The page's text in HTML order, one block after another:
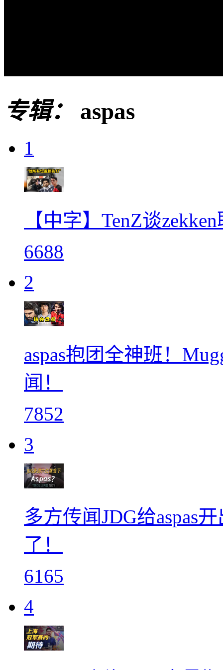
专辑： aspas
1
【中字】TenZ谈
6688
2
aspas抱团全神班！
闻！
7852
3
多方传闻JDG给aspas
了！
6165
4